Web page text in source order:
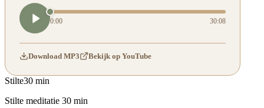
0:00 30:08
Download MP3 Bekijk op YouTube
Stilte30 min
Stilte meditatie 30 min